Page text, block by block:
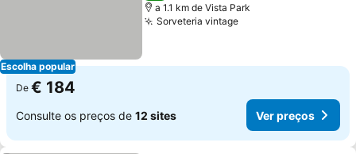
Escolha popular
a 1.1 km de Vista Park
Sorveteria vintage
De € 184
Consulte os preços de 12 sites Ver preços